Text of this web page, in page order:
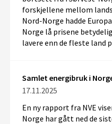
forskjellene mellom
Nord-Norge hadde
Norge lå prisene
lavere enn de fleste land
Samlet energibruk i
17.11.2025
En ny rapport fra NVE
Norge har gått ned de